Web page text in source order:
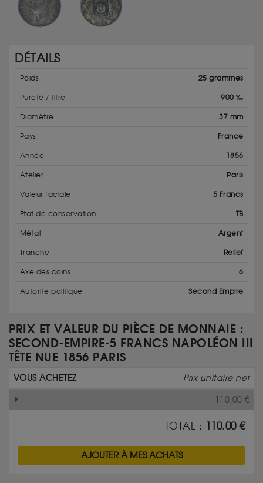
DÉTAILS
Poids 25 grammes
Pureté / titre 900 ‰
Diamètre 37 mm
Pays France
Année 1856
Atelier Paris
Valeur faciale 5 Francs
État de conservation TB
Métal Argent
Tranche Relief
Axe des coins 6
Autorité politique Second Empire
PRIX ET VALEUR DU PIÈCE DE MONNAIE :
SECOND-EMPIRE-5 FRANCS NAPOLÉON III
TÊTE NUE 1856 PARIS
VOUS ACHETEZ Prix unitaire net
110.00 €
TOTAL : 110.00€
AJOUTER À MES ACHATS